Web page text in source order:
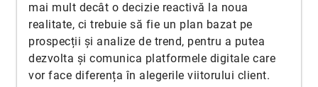
mai mult decât o decizie reactivă la noua
realitate, ci trebuie să fie un plan bazat pe
prospecții și analize de trend, pentru a putea
dezvolta și comunica platformele digitale care
vor face diferența în alegerile viitorului client.